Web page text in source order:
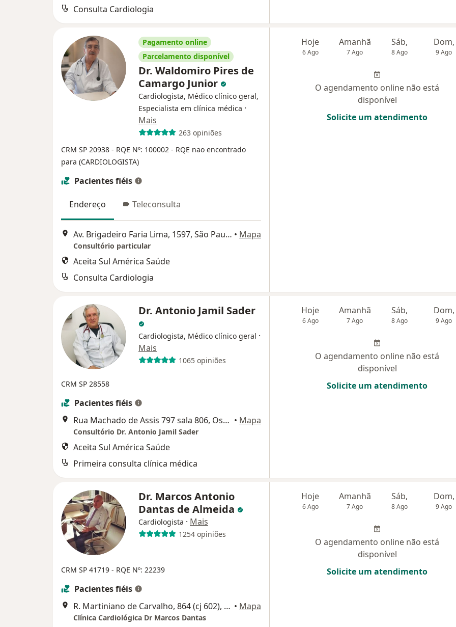
Consulta Cardiologia
Pagamento online
Parcelamento disponível
Dr. Waldomiro Pires de
Camargo Junior
Cardiologista, Médico clínico geral,
Especialista em clínica médica ·
Mais
263 opiniões
CRM SP 20938 - RQE Nº: 100002 - RQE nao encontrado
para (CARDIOLOGISTA)
Pacientes fiéis
Endereço Teleconsulta
Av. Brigadeiro Faria Lima, 1597, São Paulo • Mapa
Consultório particular
Aceita Sul América Saúde
Consulta Cardiologia
Hoje
6 Ago
Amanhã
7 Ago
Sáb,
8 Ago
Dom,
9 Ago
O agendamento online não está
disponível
Solicite um atendimento
Dr. Antonio Jamil Sader
Cardiologista, Médico clínico geral ·
Mais
1065 opiniões
CRM SP 28558
Pacientes fiéis
Rua Machado de Assis 797 sala 806, Osasco • Mapa
Consultório Dr. Antonio Jamil Sader
Aceita Sul América Saúde
Primeira consulta clínica médica
Hoje
6 Ago
Amanhã
7 Ago
Sáb,
8 Ago
Dom,
9 Ago
O agendamento online não está
disponível
Solicite um atendimento
Dr. Marcos Antonio
Dantas de Almeida
Cardiologista · Mais
1254 opiniões
CRM SP 41719 - RQE Nº: 22239
Pacientes fiéis
R. Martiniano de Carvalho, 864 (cj 602), São Paulo • Mapa
Clínica Cardiológica Dr Marcos Dantas
Hoje
6 Ago
Amanhã
7 Ago
Sáb,
8 Ago
Dom,
9 Ago
O agendamento online não está
disponível
Solicite um atendimento